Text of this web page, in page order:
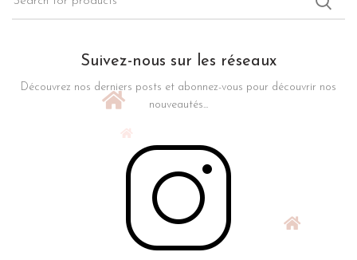
Suivez-nous sur les réseaux
Découvrez nos derniers posts et abonnez-vous pour découvrir nos
nouveautés...